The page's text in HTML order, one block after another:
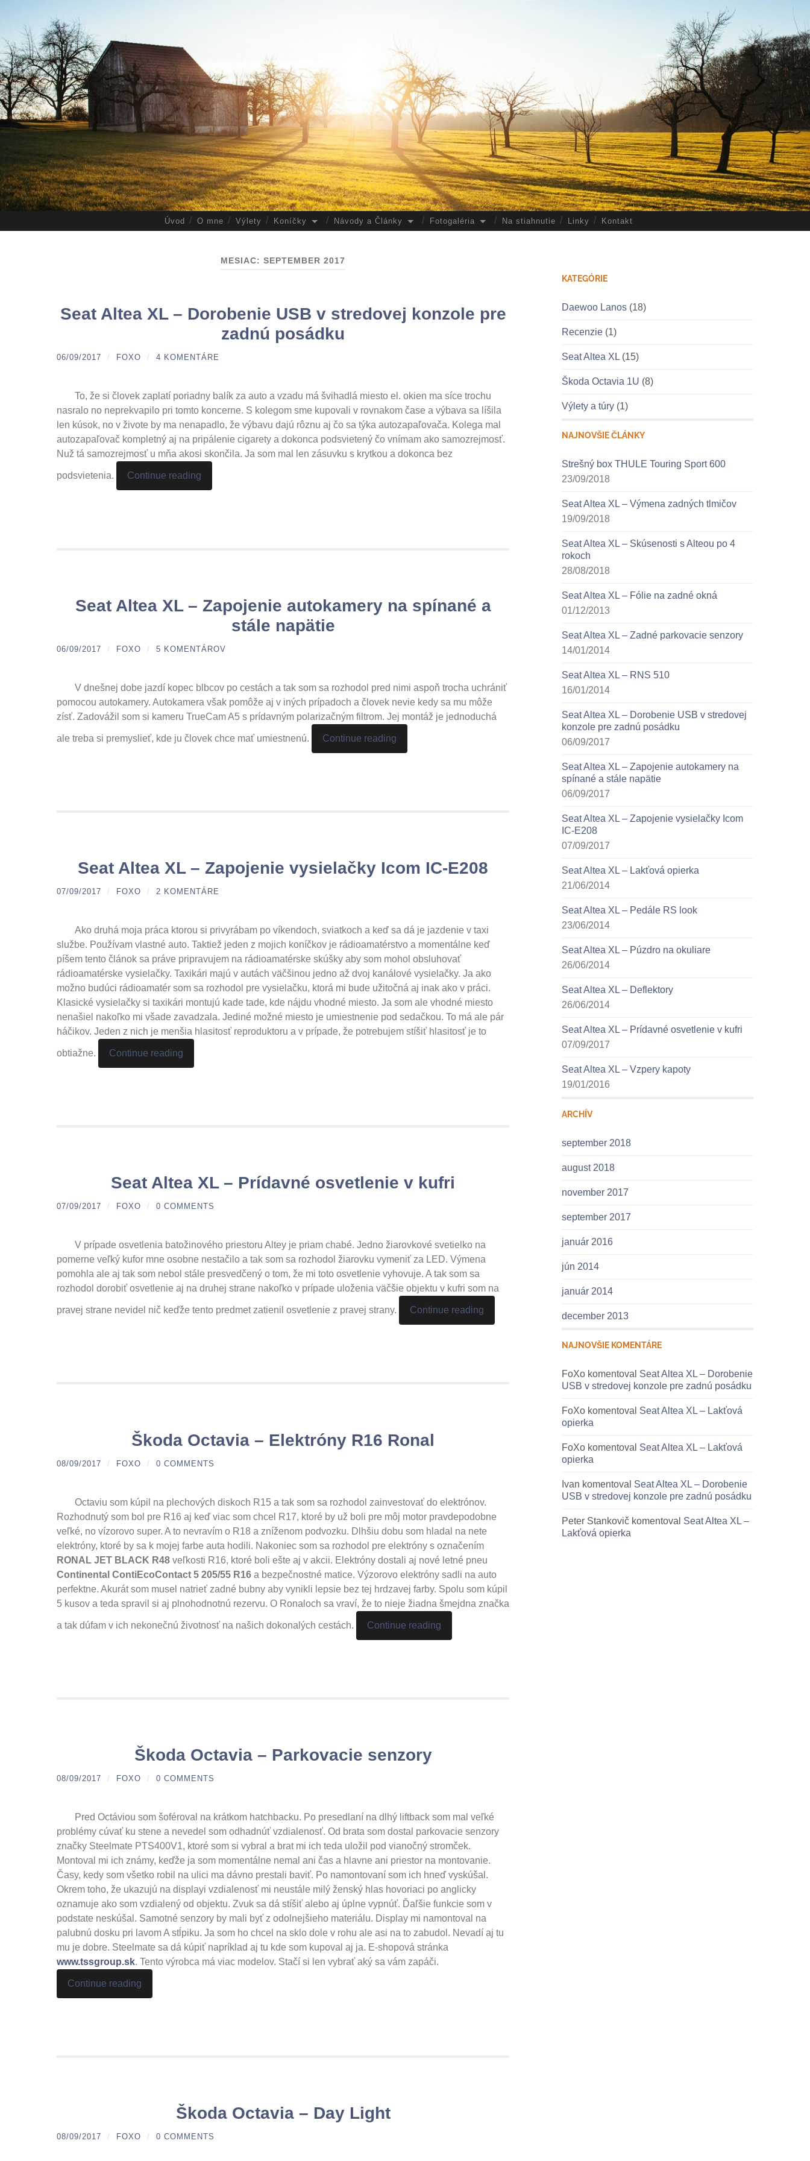
Úvod O mne Výlety Koníčky Návody a Články Fotogaléria Na stiahnutie Linky Kontakt
MESIAC:SEPTEMBER 2017
Seat Altea XL – Dorobenie USB v stredovej konzole pre
zadnú posádku
06/09/2017 / FOXO / 4 KOMENTÁRE
To, že si človek zaplatí poriadny balík za auto a vzadu má švihadlá miesto el. okien ma síce trochu
nasralo no neprekvapilo pri tomto koncerne. S kolegom sme kupovali v rovnakom čase a výbava sa líšila
len kúsok, no v živote by ma nenapadlo, že výbavu dajú rôznu aj čo sa týka autozapaľovača. Kolega mal
autozapaľovač kompletný aj na pripálenie cigarety a dokonca podsvietený čo vnímam ako samozrejmosť.
Nuž tá samozrejmosť u mňa akosi skončila. Ja som mal len zásuvku s krytkou a dokonca bez
podsvietenia. Continue reading
Seat Altea XL – Zapojenie autokamery na spínané a
stále napätie
06/09/2017 / FOXO / 5 KOMENTÁROV
V dnešnej dobe jazdí kopec blbcov po cestách a tak som sa rozhodol pred nimi aspoň trocha uchrániť
pomocou autokamery. Autokamera však pomôže aj v iných prípadoch a človek nevie kedy sa mu môže
zísť. Zadovážil som si kameru TrueCam A5 s prídavným polarizačným filtrom. Jej montáž je jednoduchá
ale treba si premyslieť, kde ju človek chce mať umiestnenú. Continue reading
Seat Altea XL – Zapojenie vysielačky Icom IC-E208
07/09/2017 / FOXO / 2 KOMENTÁRE
Ako druhá moja práca ktorou si privyrábam po víkendoch, sviatkoch a keď sa dá je jazdenie v taxi
službe. Používam vlastné auto. Taktiež jeden z mojich koníčkov je rádioamatérstvo a momentálne keď
píšem tento článok sa práve pripravujem na rádioamatérske skúšky aby som mohol obsluhovať
rádioamatérske vysielačky. Taxikári majú v autách väčšinou jedno až dvoj kanálové vysielačky. Ja ako
možno budúci rádioamatér som sa rozhodol pre vysielačku, ktorá mi bude užitočná aj inak ako v práci.
Klasické vysielačky si taxikári montujú kade tade, kde nájdu vhodné miesto. Ja som ale vhodné miesto
nenašiel nakoľko mi všade zavadzala. Jediné možné miesto je umiestnenie pod sedačkou. To má ale pár
háčikov. Jeden z nich je menšia hlasitosť reproduktoru a v prípade, že potrebujem stíšiť hlasitosť je to
obtiažne. Continue reading
Seat Altea XL – Prídavné osvetlenie v kufri
07/09/2017 / FOXO / 0 COMMENTS
V prípade osvetlenia batožinového priestoru Altey je priam chabé. Jedno žiarovkové svetielko na
pomerne veľký kufor mne osobne nestačilo a tak som sa rozhodol žiarovku vymeniť za LED. Výmena
pomohla ale aj tak som nebol stále presvedčený o tom, že mi toto osvetlenie vyhovuje. A tak som sa
rozhodol dorobiť osvetlenie aj na druhej strane nakoľko v prípade uloženia väčšie objektu v kufri som na
pravej strane nevidel nič keďže tento predmet zatienil osvetlenie z pravej strany. Continue reading
Škoda Octavia – Elektróny R16 Ronal
08/09/2017 / FOXO / 0 COMMENTS
Octaviu som kúpil na plechových diskoch R15 a tak som sa rozhodol zainvestovať do elektrónov.
Rozhodnutý som bol pre R16 aj keď viac som chcel R17, ktoré by už boli pre môj motor pravdepodobne
veľké, no vízorovo super. A to nevravím o R18 a zníženom podvozku. Dlhšiu dobu som hladal na nete
elektróny, ktoré by sa k mojej farbe auta hodili. Nakoniec som sa rozhodol pre elektróny s označením
RONAL JET BLACK R48 veľkosti R16, ktoré boli ešte aj v akcii. Elektróny dostali aj nové letné pneu
Continental ContiEcoContact 5 205/55 R16 a bezpečnostné matice. Výzorovo elektróny sadli na auto
perfektne. Akurát som musel natrieť zadné bubny aby vynikli lepsie bez tej hrdzavej farby. Spolu som kúpil
5 kusov a teda spravil si aj plnohodnotnú rezervu. O Ronaloch sa vraví, že to nieje žiadna šmejdna značka
a tak dúfam v ich nekonečnú životnosť na našich dokonalých cestách. Continue reading
Škoda Octavia – Parkovacie senzory
08/09/2017 / FOXO / 0 COMMENTS
Pred Octáviou som šoféroval na krátkom hatchbacku. Po presedlaní na dlhý liftback som mal veľké
problémy cúvať ku stene a nevedel som odhadnúť vzdialenosť. Od brata som dostal parkovacie senzory
značky Steelmate PTS400V1, ktoré som si vybral a brat mi ich teda uložil pod vianočný stromček.
Montoval mi ich známy, keďže ja som momentálne nemal ani čas a hlavne ani priestor na montovanie.
Časy, kedy som všetko robil na ulici ma dávno prestali baviť. Po namontovaní som ich hneď vyskúšal.
Okrem toho, že ukazujú na displayi vzdialenosť mi neustále milý ženský hlas hovoriaci po anglicky
oznamuje ako som vzdialený od objektu. Zvuk sa dá stíšiť alebo aj úplne vypnúť. Ďaľšie funkcie som v
podstate neskúšal. Samotné senzory by mali byť z odolnejšieho materiálu. Display mi namontoval na
palubnú dosku pri lavom A stĺpiku. Ja som ho chcel na sklo dole v rohu ale asi na to zabudol. Nevadí aj tu
mu je dobre. Steelmate sa dá kúpiť napríklad aj tu kde som kupoval aj ja. E-shopová stránka
www.tssgroup.sk. Tento výrobca má viac modelov. Stačí si len vybrať aký sa vám zapáči.
Continue reading
Škoda Octavia – Day Light
08/09/2017 / FOXO / 0 COMMENTS
KATEGÓRIE
Daewoo Lanos (18)
Recenzie (1)
Seat Altea XL (15)
Škoda Octavia 1U (8)
Výlety a túry (1)
NAJNOVŠIE ČLÁNKY
Strešný box THULE Touring Sport 600
23/09/2018
Seat Altea XL – Výmena zadných tlmičov
19/09/2018
Seat Altea XL – Skúsenosti s Alteou po 4
rokoch
28/08/2018
Seat Altea XL – Fólie na zadné okná
01/12/2013
Seat Altea XL – Zadné parkovacie senzory
14/01/2014
Seat Altea XL – RNS 510
16/01/2014
Seat Altea XL – Dorobenie USB v stredovej
konzole pre zadnú posádku
06/09/2017
Seat Altea XL – Zapojenie autokamery na
spínané a stále napätie
06/09/2017
Seat Altea XL – Zapojenie vysielačky Icom
IC-E208
07/09/2017
Seat Altea XL – Lakťová opierka
21/06/2014
Seat Altea XL – Pedále RS look
23/06/2014
Seat Altea XL – Púzdro na okuliare
26/06/2014
Seat Altea XL – Deflektory
26/06/2014
Seat Altea XL – Prídavné osvetlenie v kufri
07/09/2017
Seat Altea XL – Vzpery kapoty
19/01/2016
ARCHÍV
september 2018
august 2018
november 2017
september 2017
január 2016
jún 2014
január 2014
december 2013
NAJNOVŠIE KOMENTÁRE
FoXo komentoval Seat Altea XL – Dorobenie
USB v stredovej konzole pre zadnú posádku
FoXo komentoval Seat Altea XL – Lakťová
opierka
FoXo komentoval Seat Altea XL – Lakťová
opierka
Ivan komentoval Seat Altea XL – Dorobenie
USB v stredovej konzole pre zadnú posádku
Peter Stankovič komentoval Seat Altea XL –
Lakťová opierka